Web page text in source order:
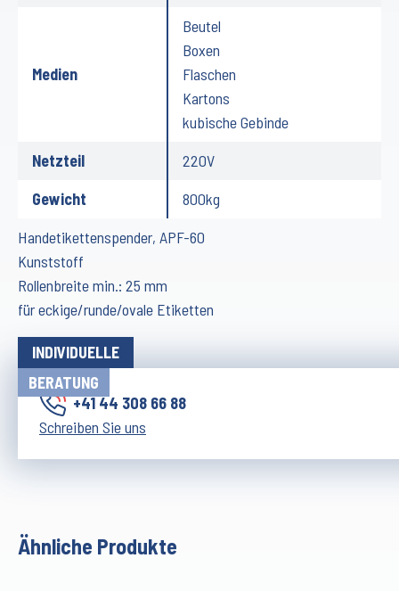
Medien
Beutel
Boxen
Flaschen
Kartons
kubische Gebinde
Netzteil
220V
Gewicht
800kg
Handetikettenspender, APF-60
Kunststoff
Rollenbreite min.: 25 mm
für eckige/runde/ovale Etiketten
INDIVIDUELLE
BERATUNG
+41 44 308 66 88
Schreiben Sie uns
Ähnliche Produkte